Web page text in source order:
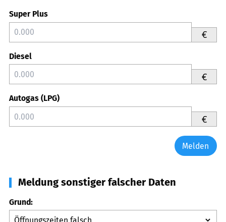
Super Plus
€
Diesel
€
Autogas (LPG)
€
Melden
Meldung sonstiger falscher Daten
Grund: